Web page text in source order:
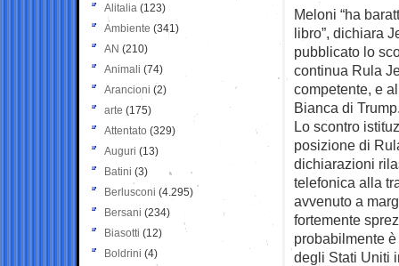
Meloni “ha
libro”, dichiara
pubblicato lo
continua Rula
competente, e
Bianca di
Lo scontro
posizione di
dichiarazioni
telefonica alla
avvenuto a
fortemente
probabilmente
degli Stati Uniti
Alitalia (123)
Ambiente (341)
AN (210)
Animali (74)
Arancioni (2)
arte (175)
Attentato (329)
Auguri (13)
Batini (3)
Berlusconi (4.295)
Bersani (234)
Biasotti (12)
Boldrini (4)